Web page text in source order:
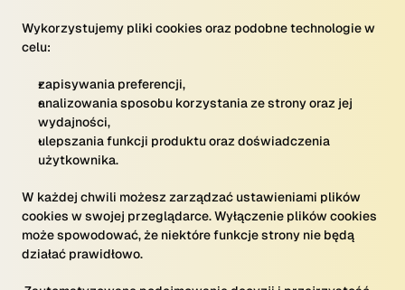
Wykorzystujemy pliki cookies oraz podobne technologie w
celu:
zapisywania preferencji,
analizowania sposobu korzystania ze strony oraz jej
wydajności,
ulepszania funkcji produktu oraz doświadczenia
użytkownika.
W każdej chwili możesz zarządzać ustawieniami plików
cookies w swojej przeglądarce. Wyłączenie plików cookies
może spowodować, że niektóre funkcje strony nie będą
działać prawidłowo.